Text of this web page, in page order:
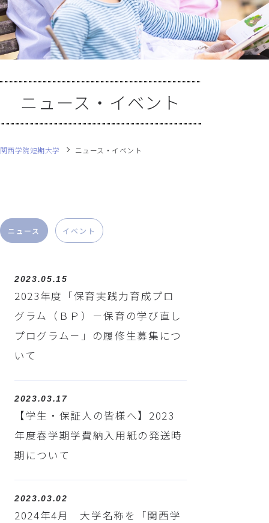
ニュース・イベント
関西学院短期大学 ニュース・イベント
ニュース イベント
2023.05.15
2023年度「保育実践力育成プロ
グラム（ＢＰ）－保育の学び直し
プログラム－」の履修生募集につ
いて
2023.03.17
【学生・保証人の皆様へ】2023
年度春学期学費納入用紙の発送時
期について
2023.03.02
2024年4月 大学名称を「関西学